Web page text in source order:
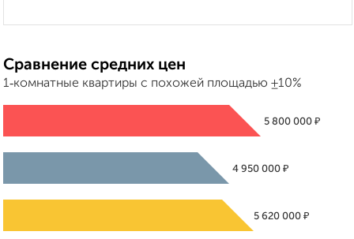
Сравнение средних цен
1‑комнатные квартиры с похожей площадью ±10%
5 800 000 ₽
4 950 000₽
5 620 000₽